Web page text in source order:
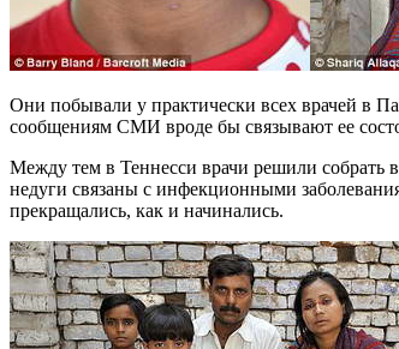
Они побывали у практически всех врачей в
сообщениям СМИ вроде бы связывают ее
Между тем в Теннесси врачи решили собрать
недуги связаны с инфекционными
прекращались, как и начинались.